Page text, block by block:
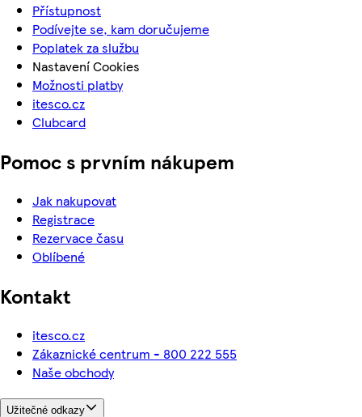
Přístupnost
Podívejte se, kam doručujeme
Poplatek za službu
Nastavení Cookies
Možnosti platby
itesco.cz
Clubcard
Pomoc s prvním nákupem
Jak nakupovat
Registrace
Rezervace času
Oblíbené
Kontakt
itesco.cz
Zákaznické centrum - 800 222 555
Naše obchody
Užitečné odkazy